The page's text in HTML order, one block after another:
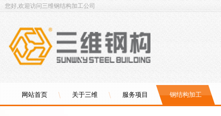
您好,欢迎访问三维钢结构加工公司
网站首页 关于三维 服务项目 钢结构加工